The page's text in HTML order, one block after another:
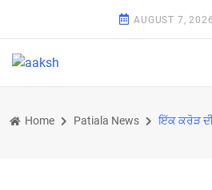
AUGUST 7, 2026
Home Patiala News